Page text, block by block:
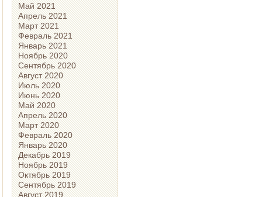
Май 2021
Апрель 2021
Март 2021
Февраль 2021
Январь 2021
Ноябрь 2020
Сентябрь 2020
Август 2020
Июль 2020
Июнь 2020
Май 2020
Апрель 2020
Март 2020
Февраль 2020
Январь 2020
Декабрь 2019
Ноябрь 2019
Октябрь 2019
Сентябрь 2019
Август 2019